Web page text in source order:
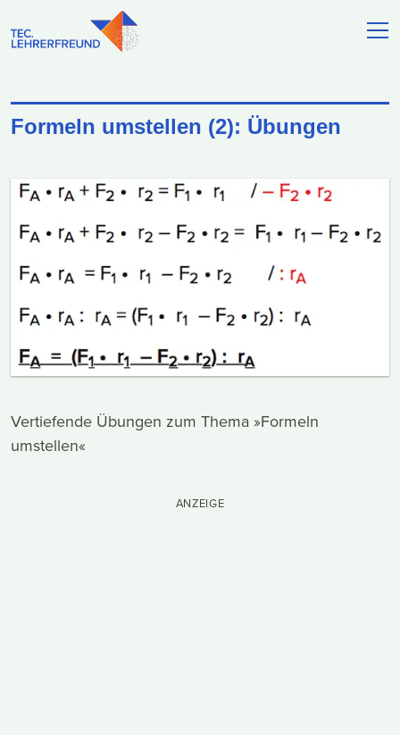
Formeln umstellen (2): Übungen
Vertiefende Übungen zum Thema »Formeln
umstellen«
ANZEIGE